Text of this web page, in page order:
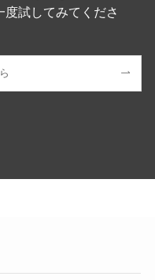
試してみてくださ